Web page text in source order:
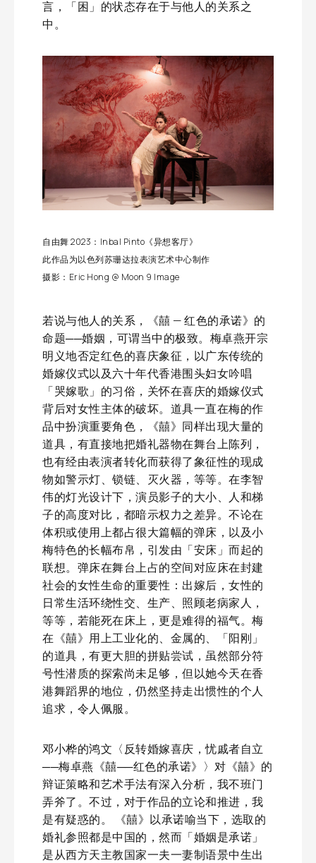
言，「困」的状态存在于与他人的关系之
中。
自由舞 2023：Inbal Pinto《异想客厅》
此作品为以色列苏珊达拉表演艺术中心制作
摄影：Eric Hong @ Moon 9 Image
若说与他人的关系，《囍 — 红色的承诺》的
命题──婚姻，可谓当中的极致。梅卓燕开宗
明义地否定红色的喜庆象征，以广东传统的
婚嫁仪式以及六十年代香港围头妇女吟唱
「哭嫁歌」的习俗，关怀在喜庆的婚嫁仪式
背后对女性主体的破坏。道具一直在梅的作
品中扮演重要角色，《囍》同样出现大量的
道具，有直接地把婚礼器物在舞台上陈列，
也有经由表演者转化而获得了象征性的现成
物如警示灯、锁链、灭火器，等等。在李智
伟的灯光设计下，演员影子的大小、人和梯
子的高度对比，都暗示权力之差异。不论在
体积或使用上都占很大篇幅的弹床，以及小
梅特色的长幅布帛，引发由「安床」而起的
联想。弹床在舞台上占的空间对应床在封建
社会的女性生命的重要性：出嫁后，女性的
日常生活环绕性交、生产、照顾老病家人，
等等，若能死在床上，更是难得的福气。梅
在《囍》用上工业化的、金属的、「阳刚」
的道具，有更大胆的拼贴尝试，虽然部分符
号性潜质的探索尚未足够，但以她今天在香
港舞蹈界的地位，仍然坚持走出惯性的个人
追求，令人佩服。
邓小桦的鸿文〈反转婚嫁喜庆，忧戚者自立
──梅卓燕《囍──红色的承诺》〉对《囍》的
辩证策略和艺术手法有深入分析，我不班门
弄斧了。不过，对于作品的立论和推进，我
是有疑惑的。 《囍》以承诺喻当下，选取的
婚礼参照都是中国的，然而「婚姻是承诺」
是从西方天主教国家一夫一妻制语景中生出